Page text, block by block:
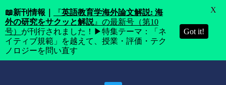
📖新刊情報｜ 『英語教育学海外論文解説: 海
外の研究をサクッと解説』の最新号（第10
号） が刊行されました！▶特集テーマ：「ネ
イティブ規範」を越えて、授業・評価・テク
ノロジーを問い直す
Got it!
X